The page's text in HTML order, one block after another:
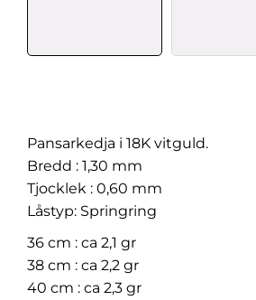
Pansarkedja i 18K vitguld.
Bredd : 1,30 mm
Tjocklek : 0,60 mm
Låstyp: Springring
36 cm : ca 2,1 gr
38 cm : ca 2,2 gr
40 cm : ca 2,3 gr